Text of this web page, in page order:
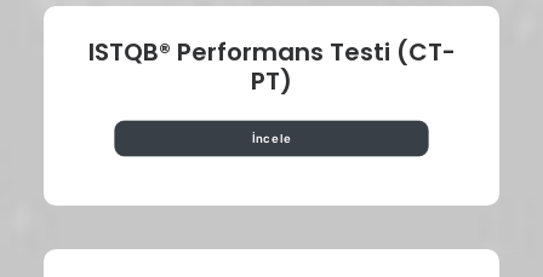
ISTQB® Performans Testi (CT-
PT)
İncele